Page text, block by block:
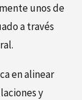
unos de
a través
en alinear
y